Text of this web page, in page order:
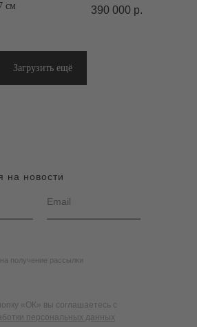
см 390 000 р.
Загрузить ещё
на новости
получение рассылки
«ОК» вы соглашаетесь с
персональных данных